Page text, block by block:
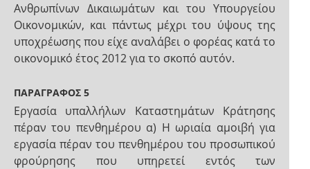
Ανθρωπίνων Δικαιωμάτων και του Υπουργείου
Οικονομικών, και πάντως μέχρι του ύψους της
υποχρέωσης που είχε αναλάβει ο φορέας κατά το
οικονομικό έτος 2012 για το σκοπό αυτόν.
ΠΑΡΑΓΡΑΦΟΣ 5
Εργασία υπαλλήλων Καταστημάτων Κράτησης
πέραν του πενθημέρου α) Η ωριαία αμοιβή για
εργασία πέραν του πενθημέρου του προσωπικού
φρούρησης που υπηρετεί εντός των